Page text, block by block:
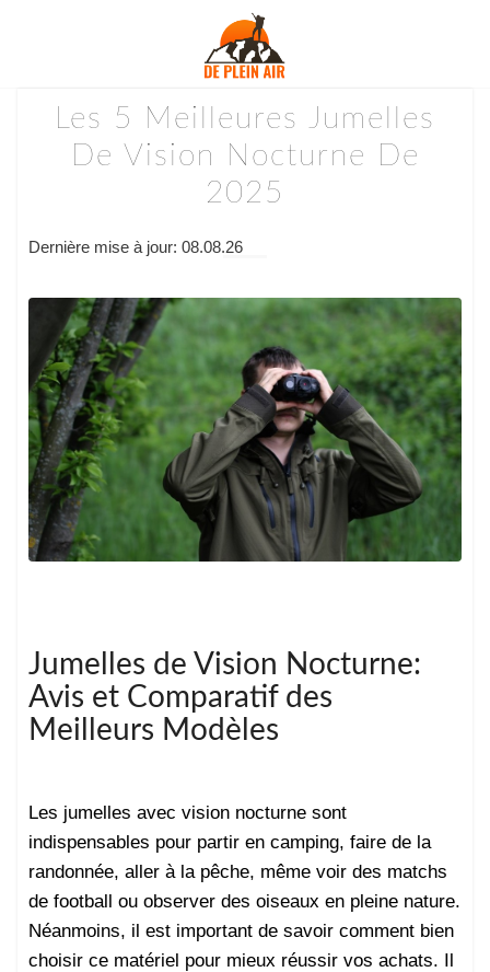
Les 5 Meilleures Jumelles
De Vision Nocturne De
2025
Dernière mise à jour: 08.08.26
Jumelles de Vision Nocturne:
Avis et Comparatif des
Meilleurs Modèles
Les jumelles avec vision nocturne sont
indispensables pour partir en camping, faire de la
randonnée, aller à la pêche, même voir des matchs
de football ou observer des oiseaux en pleine nature.
Néanmoins, il est important de savoir comment bien
choisir ce matériel pour mieux réussir vos achats. Il